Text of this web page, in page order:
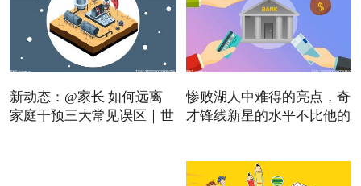
新动态：@家长 如何远离
家庭干预三大常见误区｜世
惨败湖人中难得的亮点，奇
才锋线新星的水平不比他的